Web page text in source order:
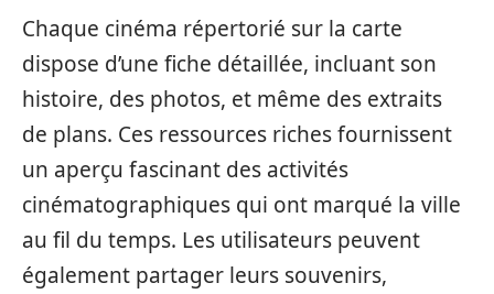
Chaque cinéma répertorié sur la carte
dispose d’une fiche détaillée, incluant son
histoire, des photos, et même des extraits
de plans. Ces ressources riches fournissent
un aperçu fascinant des activités
cinématographiques qui ont marqué la ville
au fil du temps. Les utilisateurs peuvent
également partager leurs souvenirs,